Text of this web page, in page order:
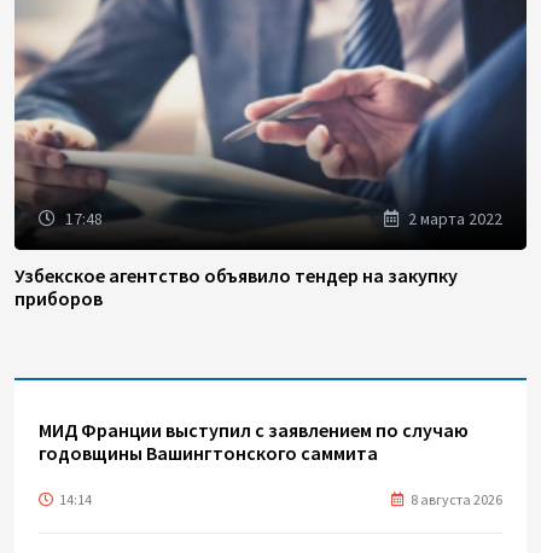
17:48 2 марта 2022
Узбекское агентство объявило тендер на закупку
приборов
МИД Франции выступил с заявлением по случаю
годовщины Вашингтонского саммита
14:14 8 августа 2026